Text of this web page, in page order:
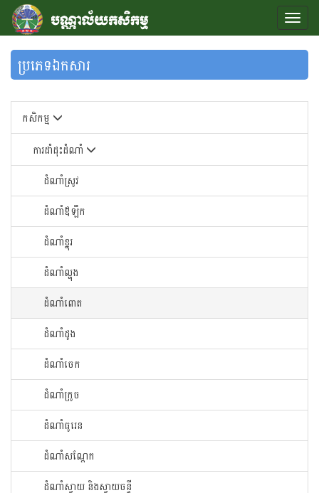
ប្រភេទឯកសារ
កសិកម្ម
ការដាំដុះដំណាំ
ដំណាំស្រូវ
ដំណាំឪឡឹក
ដំណាំខ្នុរ
ដំណាំ​ល្ហុង​
ដំណាំ​ពោត​
ដំណាំ​ដូង​
ដំណាំ​ចេក​
ដំណាំក្រូច​
ដំណាំ​ធូរេន​
ដំណាំ​សណ្ដែក​
ដំណាំ​ស្វាយ​ និងស្វាយចន្ទី